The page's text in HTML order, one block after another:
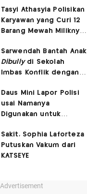
Vicky Prasetyo
Tasyi Athasyia Polisikan
Karyawan yang Curi 12
Barang Mewah Miliknya
Sarwendah Bantah Anak
Dibullydi Sekolah
Imbas Konflik dengan
Daus Mini Lapor Polisi
usai Namanya
Digunakan untuk
SARA
Sakit, Sophia Laforteza
Putuskan Vakum dari
KATSEYE
Advertisement